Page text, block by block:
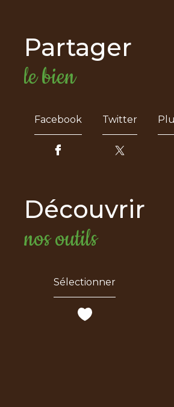
partager
le bien
Facebook Twitter
découvrir
nos outils
Sélectionner